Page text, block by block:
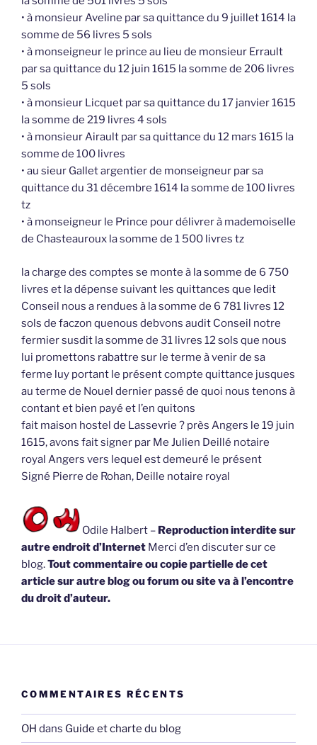
• à monsieur Aveline par sa quittance du 9 juillet 1614 la
somme de 56 livres 5 sols
• à monseigneur le prince au lieu de monsieur Errault
par sa quittance du 12 juin 1615 la somme de 206 livres
5 sols
• à monsieur Licquet par sa quittance du 17 janvier 1615
la somme de 219 livres 4 sols
• à monsieur Airault par sa quittance du 12 mars 1615 la
somme de 100 livres
• au sieur Gallet argentier de monseigneur par sa
quittance du 31 décembre 1614 la somme de 100 livres
tz
• à monseigneur le Prince pour délivrer à mademoiselle
de Chasteauroux la somme de 1 500 livres tz
la charge des comptes se monte à la somme de 6 750
livres et la dépense suivant les quittances que ledit
Conseil nous a rendues à la somme de 6 781 livres 12
sols de faczon quenous debvons audit Conseil notre
fermier susdit la somme de 31 livres 12 sols que nous
lui promettons rabattre sur le terme à venir de sa
ferme luy portant le présent compte quittance jusques
au terme de Nouel dernier passé de quoi nous tenons à
contant et bien payé et l’en quitons
fait maison hostel de Lassevrie ? près Angers le 19 juin
1615, avons fait signer par Me Julien Deillé notaire
royal Angers vers lequel est demeuré le présent
Signé Pierre de Rohan, Deille notaire royal
Odile Halbert – Reproduction interdite sur
autre endroit d’Internet Merci d’en discuter sur ce
blog.Tout commentaire ou copie partielle de cet
article sur autre blog ou forum ou site va à l’encontre
du droit d’auteur.
COMMENTAIRES RÉCENTS
OH dans Guide et charte du blog